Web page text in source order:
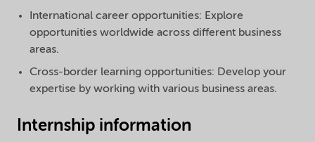
International career opportunities: Explore
opportunities worldwide across different business
areas.
Cross-border learning opportunities: Develop your
expertise by working with various business areas.
Internship information